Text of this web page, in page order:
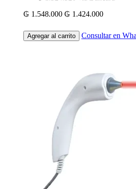
₲ 1.548.000 ₲ 1.424.000
Agregar al carrito Consultar en